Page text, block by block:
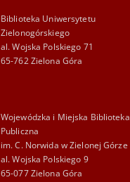
Biblioteka Uniwersytetu
Zielonogórskiego
al. Wojska Polskiego 71
65-762 Zielona Góra
Wojewódzka i Miejska Biblioteka
Publiczna
im. C. Norwida w Zielonej Górze
al. Wojska Polskiego 9
65-077 Zielona Góra